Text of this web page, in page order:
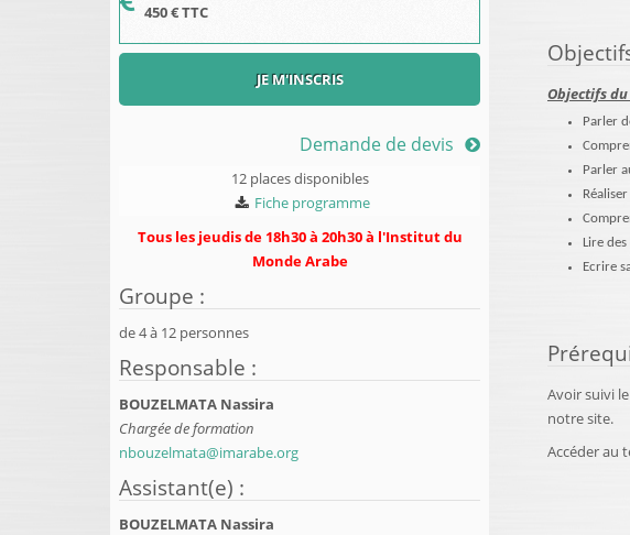
450€ TTC
JE M'INSCRIS
Demande de devis
12 places disponibles
Fiche programme
Tous les jeudis de 18h30 à 20h30 à l'Institut du
Monde Arabe
Groupe :
de4à 12 personnes
Responsable :
BOUZELMATA Nassira
Chargée de formation
nbouzelmata@imarabe.org
Assistant(e) :
BOUZELMATA Nassira
Objectifs
Parler
Parler
Lire
Ecrire
Avoir suivi
notre site.
Accéder au